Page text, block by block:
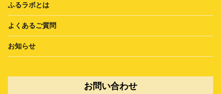
ふるラボとは
よくあるご質問
お知らせ
お問い合わせ